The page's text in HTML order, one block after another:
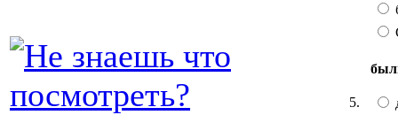
5.